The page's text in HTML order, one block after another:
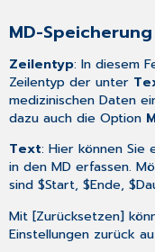
MD-Speicherung
Zeilentyp: In diesem
Zeilentyp der unter
medizinischen Daten
dazu auch die Option
Text: Hier können Sie
in den MD erfassen.
sind $Start, $Ende,
Mit [Zurücksetzen]
Einstellungen zurück